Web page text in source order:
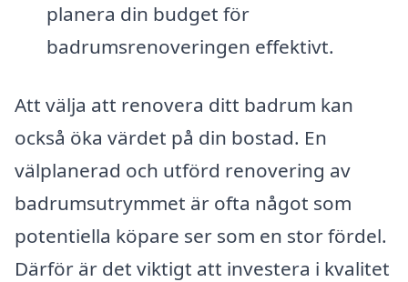
planera din budget för
badrumsrenoveringen effektivt.
Att välja att renovera ditt badrum kan
också öka värdet på din bostad. En
välplanerad och utförd renovering av
badrumsutrymmet är ofta något som
potentiella köpare ser som en stor fördel.
Därför är det viktigt att investera i kvalitet